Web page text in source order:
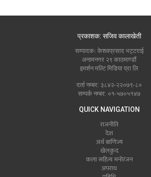
प्रकाशक: सजिव कालाखेती
सम्पादकः केशवप्रसाद भट्टराई
अनामनगर २९ काठमाण्डौं
इमर्शन मल्टि मिडिया प्रा लि
दर्ता नम्बर: ३८४२-२२०७९-८०
सम्पर्क नम्बर: ०१-५७०५१४७
QUICK NAVIGATION
राजनीति
देश
अर्थ बाणिज्य
खेलकुद
कला सहित्य मनोरंजन
अपराध